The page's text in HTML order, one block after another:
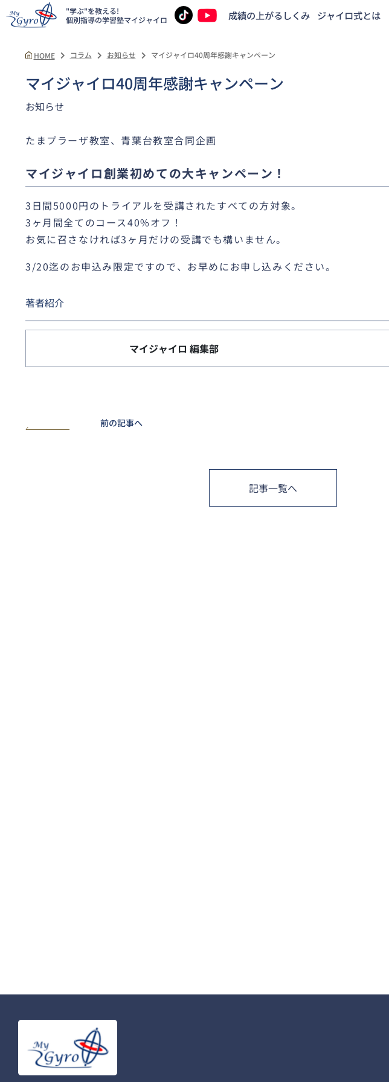
"学ぶ"を教える!
個別指導の学習塾マイジャイロ 成績の上がるしくみ ジャイロ式とは
小学生
青葉台教室
HOME コラム お知らせ マイジャイロ40周年感謝キャンペーン
マイジャイロ40周年感謝キャンペーン
お知らせ
たまプラーザ教室、青葉台教室合同企画
マイジャイロ創業初めての大キャンペーン！
3日間5000円のトライアルを受講されたすべての方対象。
3ヶ月間全てのコース40%オフ！
お気に召さなければ3ヶ月だけの受講でも構いません。
3/20迄のお申込み限定ですので、お早めにお申し込みください。
著者紹介
マイジャイロ 編集部
前の記事へ
記事一覧へ